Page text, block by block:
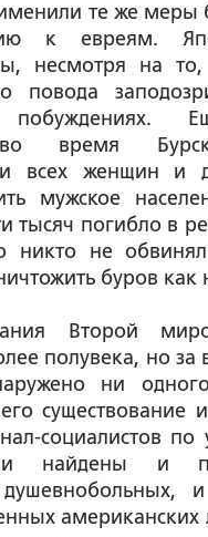
те же меры
к евреям.
несмотря на
повода
побуждениях.
во время
всех женщин и
мужское
тысяч погибло в
никто не
буров как
Второй
полувека, но за
ни
существование
социалистов по
найдены и
душевнобольных,
американских